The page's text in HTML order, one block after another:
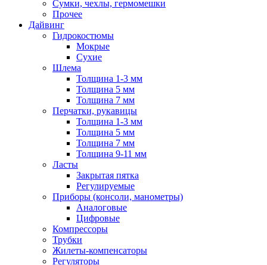
Сумки, чехлы, гермомешки
Прочее
Дайвинг
Гидрокостюмы
Мокрые
Сухие
Шлема
Толщина 1-3 мм
Толщина 5 мм
Толщина 7 мм
Перчатки, рукавицы
Толщина 1-3 мм
Толщина 5 мм
Толщина 7 мм
Толщина 9-11 мм
Ласты
Закрытая пятка
Регулируемые
Приборы (консоли, манометры)
Аналоговые
Цифровые
Компрессоры
Трубки
Жилеты-компенсаторы
Регуляторы